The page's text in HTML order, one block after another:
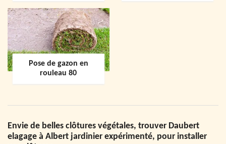
Pose de gazon en
rouleau 80
Envie de belles clôtures végétales, trouver Daubert
elagage à Albert jardinier expérimenté, pour installer